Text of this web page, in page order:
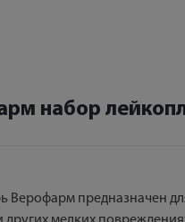
набор
Верофарм предназначен